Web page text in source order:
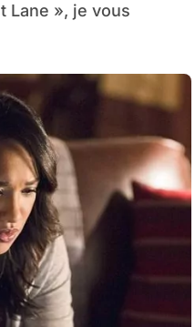
Lane », je vous